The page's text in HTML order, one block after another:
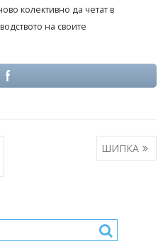
колективно да четат в
на своите
ШИПКА